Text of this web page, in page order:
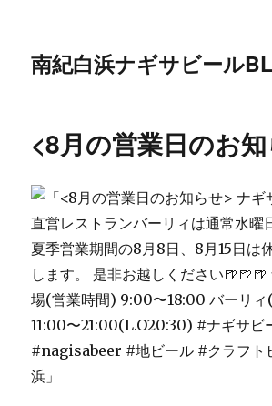
南紀白浜ナギサビール
<8月の営業日のお